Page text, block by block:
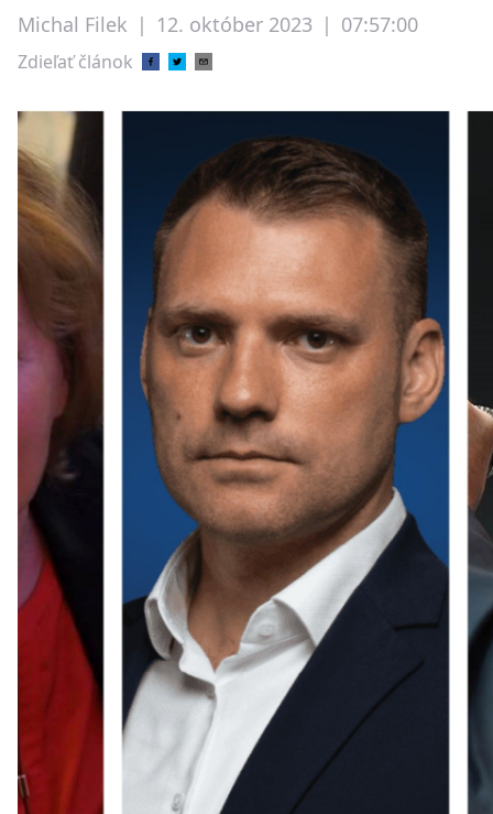
Michal Filek | 12. október 2023 | 07:57:00
Zdieľať článok